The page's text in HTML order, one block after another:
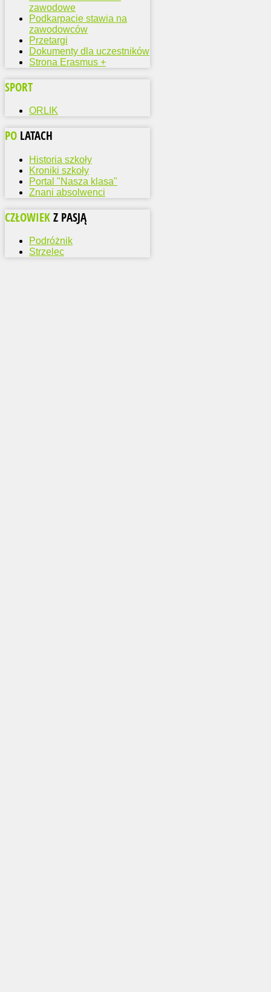
zawodowe
Podkarpacie stawia na
zawodowców
Przetargi
Dokumenty dla uczestników
Strona Erasmus +
SPORT
ORLIK
PO LATACH
Historia szkoły
Kroniki szkoły
Portal "Nasza klasa"
Znani absolwenci
CZŁOWIEK Z PASJĄ
Podróżnik
Strzelec